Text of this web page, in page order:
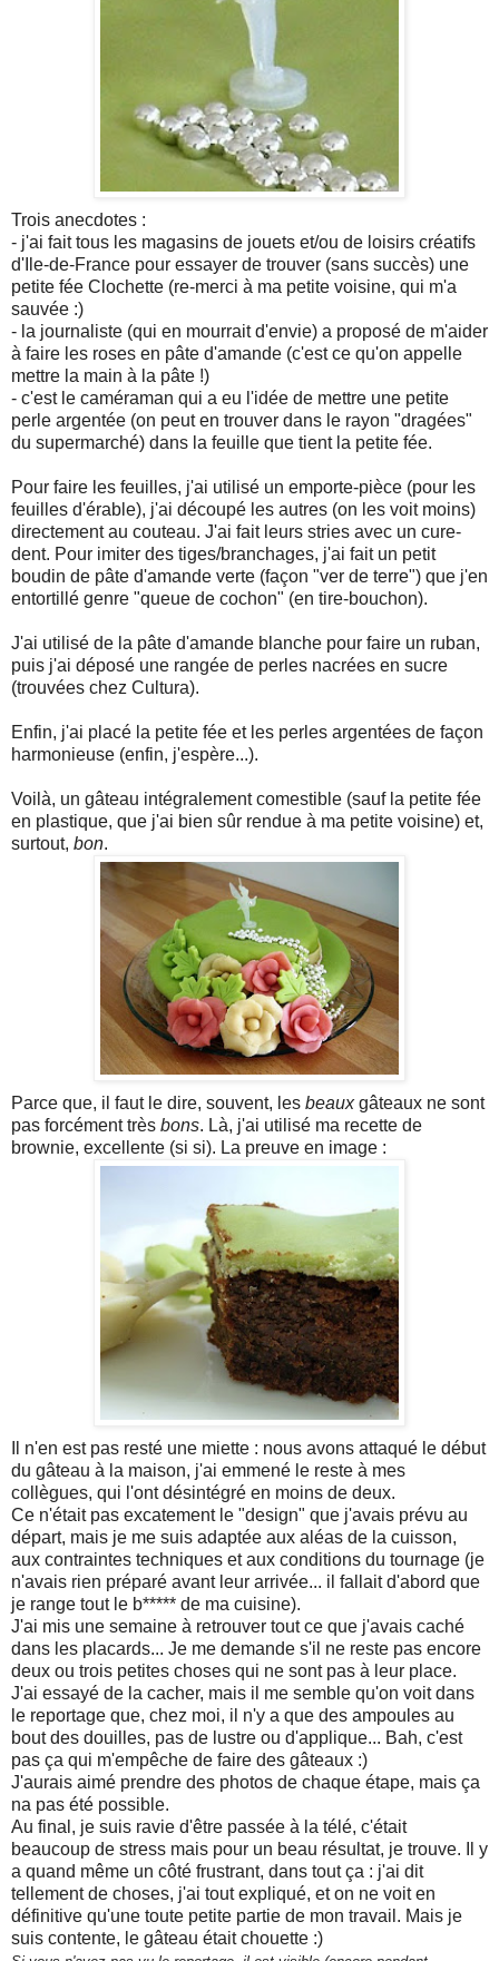
Trois anecdotes :
- j'ai fait tous les magasins de jouets et/ou de loisirs créatifs
d'Ile-de-France pour essayer de trouver (sans succès) une
petite fée Clochette (re-merci à ma petite voisine, qui m'a
sauvée :)
- la journaliste (qui en mourrait d'envie) a proposé de m'aider
à faire les roses en pâte d'amande (c'est ce qu'on appelle
mettre la main à la pâte !)
- c'est le caméraman qui a eu l'idée de mettre une petite
perle argentée (on peut en trouver dans le rayon "dragées"
du supermarché) dans la feuille que tient la petite fée.
Pour faire les feuilles, j'ai utilisé un emporte-pièce (pour les
feuilles d'érable), j'ai découpé les autres (on les voit moins)
directement au couteau. J'ai fait leurs stries avec un cure-
dent. Pour imiter des tiges/branchages, j'ai fait un petit
boudin de pâte d'amande verte (façon "ver de terre") que j'en
entortillé genre "queue de cochon" (en tire-bouchon).
J'ai utilisé de la pâte d'amande blanche pour faire un ruban,
puis j'ai déposé une rangée de perles nacrées en sucre
(trouvées chez Cultura).
Enfin, j'ai placé la petite fée et les perles argentées de façon
harmonieuse (enfin, j'espère...).
Voilà, un gâteau intégralement comestible (sauf la petite fée
en plastique, que j'ai bien sûr rendue à ma petite voisine) et,
surtout, bon.
Parce que, il faut le dire, souvent, les beauxgâteaux ne sont
pas forcément très bons. Là, j'ai utilisé ma recette de
brownie, excellente (si si). La preuve en image :
Il n'en est pas resté une miette : nous avons attaqué le début
du gâteau à la maison, j'ai emmené le reste à mes
collègues, qui l'ont désintégré en moins de deux.
Ce n'était pas excatement le "design" que j'avais prévu au
départ, mais je me suis adaptée aux aléas de la cuisson,
aux contraintes techniques et aux conditions du tournage (je
n'avais rien préparé avant leur arrivée... il fallait d'abord que
je range tout le b***** de ma cuisine).
J'ai mis une semaine à retrouver tout ce que j'avais caché
dans les placards... Je me demande s'il ne reste pas encore
deux ou trois petites choses qui ne sont pas à leur place.
J'ai essayé de la cacher, mais il me semble qu'on voit dans
le reportage que, chez moi, il n'y a que des ampoules au
bout des douilles, pas de lustre ou d'applique... Bah, c'est
pas ça qui m'empêche de faire des gâteaux :)
J'aurais aimé prendre des photos de chaque étape, mais ça
na pas été possible.
Au final, je suis ravie d'être passée à la télé, c'était
beaucoup de stress mais pour un beau résultat, je trouve. Il y
a quand même un côté frustrant, dans tout ça : j'ai dit
tellement de choses, j'ai tout expliqué, et on ne voit en
définitive qu'une toute petite partie de mon travail. Mais je
suis contente, le gâteau était chouette :)